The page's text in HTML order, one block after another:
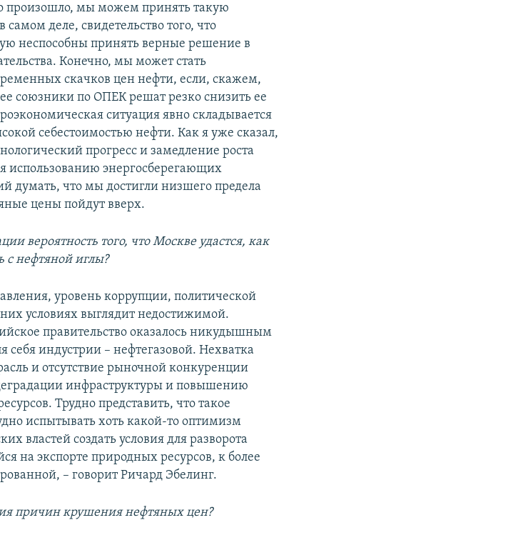
произошло, мы можем принять такую
деле, свидетельство того, что
неспособны принять верные решение в
Конечно, мы может стать
скачков цен нефти, если, скажем,
союзники по ОПЕК решат резко снизить ее
ситуация явно складывается
себестоимостью нефти. Как я уже сказал,
прогресс и замедление роста
использованию энергосберегающих
думать, что мы достигли низшего предела
цены пойдут вверх.
вероятность того, что Москве удастся, как
с нефтяной иглы?
уровень коррупции, политической
условиях выглядит недостижимой.
правительство оказалось никудышным
индустрии – нефтегазовой. Нехватка
и отсутствие рыночной конкуренции
инфраструктуры и повышению
Трудно представить, что такое
испытывать хоть какой-то оптимизм
властей создать условия для разворота
на экспорте природных ресурсов, к более
– говорит Ричард Эбелинг.
причин крушения нефтяных цен?